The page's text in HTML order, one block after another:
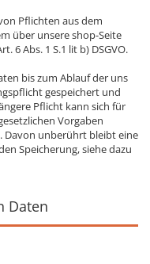
Pflichten aus dem
über unsere shop-Seite
6 Abs. 1 S.1 lit b) DSGVO.
bis zum Ablauf der uns
gespeichert und
Pflicht kann sich für
Vorgaben
Davon unberührt bleibt eine
Speicherung, siehe dazu
Daten